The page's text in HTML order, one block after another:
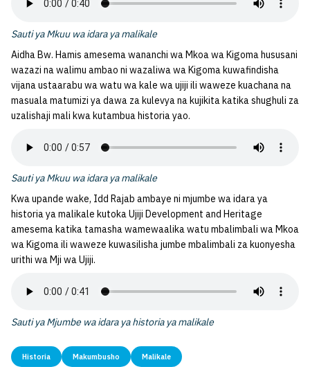
Sauti ya Mkuu wa idara ya malikale
Aidha Bw. Hamis amesema wananchi wa Mkoa wa Kigoma hususani
wazazi na walimu ambao ni wazaliwa wa Kigoma kuwafindisha
vijana ustaarabu wa watu wa kale wa ujiji ili waweze kuachana na
masuala matumizi ya dawa za kulevya na kujikita katika shughuli za
uzalishaji mali kwa kutambua historia yao.
Sauti ya Mkuu wa idara ya malikale
Kwa upande wake, Idd Rajab ambaye ni mjumbe wa idara ya
historia ya malikale kutoka Ujiji Development and Heritage
amesema katika tamasha wamewaalika watu mbalimbali wa Mkoa
wa Kigoma ili waweze kuwasilisha jumbe mbalimbali za kuonyesha
urithi wa Mji wa Ujiji.
Sauti ya Mjumbe wa idara ya historia ya malikale
Historia Makumbusho Malikale